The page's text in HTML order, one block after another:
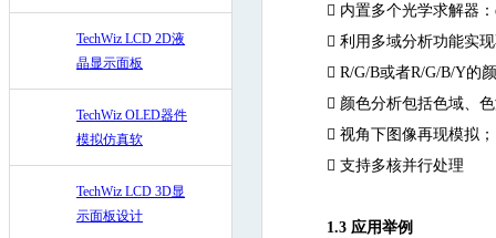
TechWiz LCD 2D液
晶显示面板
TechWiz OLED器件
模拟仿真软
TechWiz LCD 3D显
示面板设计
 内置多个光学求解器：
 利用多域分析功能实
 R/G/B或者R/G/B/Y的
 颜色分析包括色域、
 视角下图像再现模拟；
 支持多核并行处理
1.3 应用举例